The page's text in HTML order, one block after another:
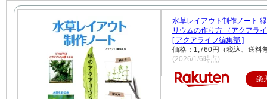
水草レイアウト制作ノート
リウムの作り方 （アクアラ
[ アクアライフ編集部 ]
価格：1,760円（税込、送料
(2026/1/6時点)
楽